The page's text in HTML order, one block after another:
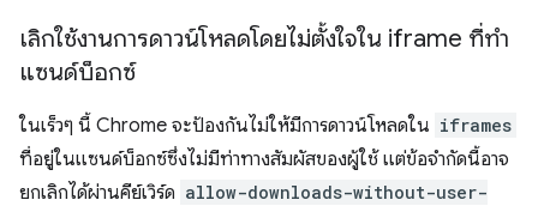
เลิกใช้งานการดาวน์โหลดโดยไม่ตั้งใจใน iframe ที่ทำ
แซนด์บ็อกซ์
ในเร็วๆ นี้ Chrome จะป้องกันไม่ให้มีการดาวน์โหลดใน iframes
ที่อยู่ในแซนด์บ็อกซ์ซึ่งไม่มีท่าทางสัมผัสของผู้ใช้ แต่ข้อจำกัดนี้อาจ
ยกเลิกได้ผ่านคีย์เวิร์ด allow-downloads-without-user-